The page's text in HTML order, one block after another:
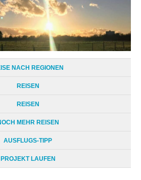
NACH REGIONEN
REISEN
REISEN
MEHR REISEN
AUSFLUGS-TIPP
PROJEKT LAUFEN